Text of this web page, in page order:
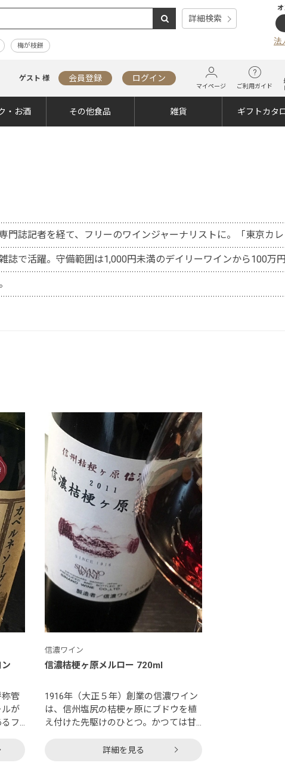
詳細検索
梅が枝餅
オ
法
ゲスト 様 会員登録 ログイン
マイページ ご利用ガイド
・お酒 その他食品 雑貨 ギフトカタ
門誌記者を経て、フリーのワインジャーナリストに。「東京カレ
誌で活躍。守備範囲は1,000円未満のデイリーワインから100万
称管
が
フ
一
信濃ワイン
信濃桔梗ヶ原メルロー 720ml
1916年（大正５年）創業の信濃ワイン
は、信州塩尻の桔梗ヶ原にブドウを植
え付けた先駆けのひとつ。かつては甘
コードやナイアガラなど北米系ブドウ
詳細を見る